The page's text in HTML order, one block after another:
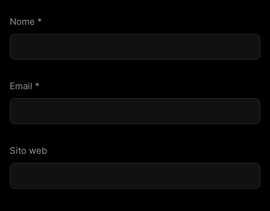
Nome *
Email *
Sito web